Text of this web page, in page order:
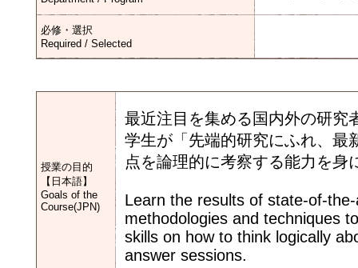
必修・選択
Required / Selected
授業の目的
【日本語】
Goals of the
Course(JPN)
最近注目を集める国内外の研究
学生が「先端的研究にふれ、最
点を論理的に考察する能力を身
Learn the results of state-of-
methodologies and techniques
skills on how to think logically
answer sessions.